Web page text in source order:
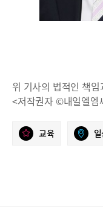
위 기사의 법적인 책
<저작권자 ©내일엘엠
교육